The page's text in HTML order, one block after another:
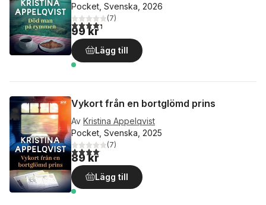
Pocket, Svenska, 2026
4,3utav 5 stjärnor. Totalt antal röster:
(7)
99 kr
Lägg till
Vykort från en bortglömd prins
Av Kristina Appelqvist
Pocket, Svenska, 2025
4,1utav 5 stjärnor. Totalt antal röster:
(7)
89 kr
Lägg till